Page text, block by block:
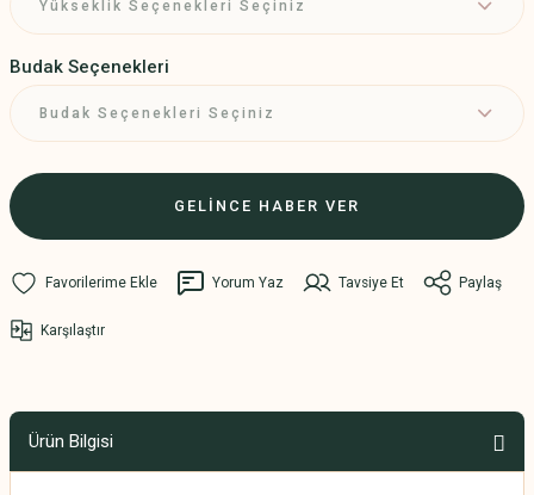
Budak Seçenekleri
GELİNCE HABER VER
Yorum Yaz Tavsiye Et Paylaş
Karşılaştır
Ürün Bilgisi